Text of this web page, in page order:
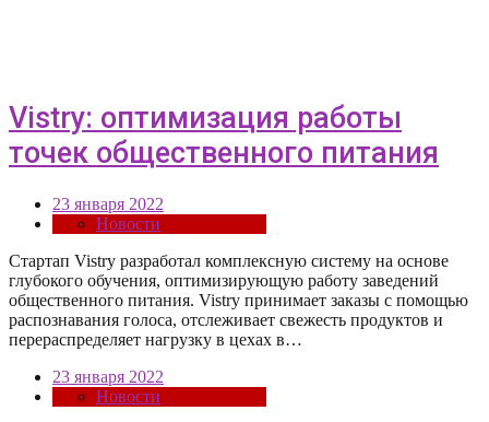
Vistry: оптимизация работы
точек общественного питания
23 января 2022
Новости
Cтартап Vistry разработал комплексную систему на основе
глубокого обучения, оптимизирующую работу заведений
общественного питания. Vistry принимает заказы с помощью
распознавания голоса, отслеживает свежесть продуктов и
перераспределяет нагрузку в цехах в…
23 января 2022
Новости